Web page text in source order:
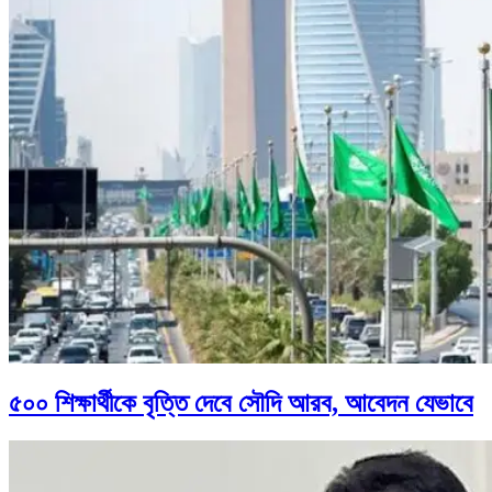
৫০০ শিক্ষার্থীকে বৃত্তি দেবে সৌদি আরব, আবেদন যেভাবে